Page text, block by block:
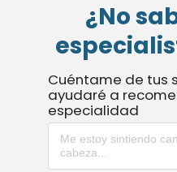
¿No
Cuéntame de tus
ayudaré a
especialidad